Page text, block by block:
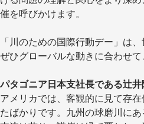
催を呼びかけます。
「川のための国際行動デー」は
ぜひグローバルな動きに合わせて
パタゴニア日本支社長である辻井
アメリカでは、客観的に見て存
たばかりです。九州の球磨川に